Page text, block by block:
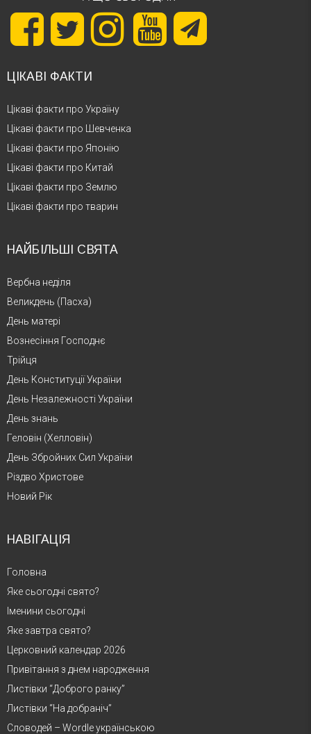
ЦІКАВІ ФАКТИ
Цікаві факти про Україну
Цікаві факти про Шевченка
Цікаві факти про Японію
Цікаві факти про Китай
Цікаві факти про Землю
Цікаві факти про тварин
НАЙБІЛЬШІ СВЯТА
Вербна неділя
Великдень (Пасха)
День матері
Вознесіння Господнє
Трійця
День Конституції України
День Незалежності України
День знань
Геловін (Хелловін)
День Збройних Сил України
Різдво Христове
Новий Рік
НАВІГАЦІЯ
Головна
Яке сьогодні свято?
Іменини сьогодні
Яке завтра свято?
Церковний календар 2026
Привітання з днем народження
Листівки “Доброго ранку”
Листівки “На добраніч”
Словодей – Wordle українською